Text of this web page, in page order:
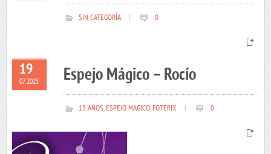
SIN CATEGORÍA 0
19
07 2025 Espejo Mágico – Rocío
15 AÑOS,ESPEJO MAGICO,FOTERIX 0